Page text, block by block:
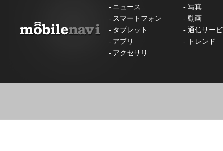
- ニュース - 写真
- スマートフォン - 動画
- タブレット - 通信サー
- アプリ -
トレンド
- アクセサリ